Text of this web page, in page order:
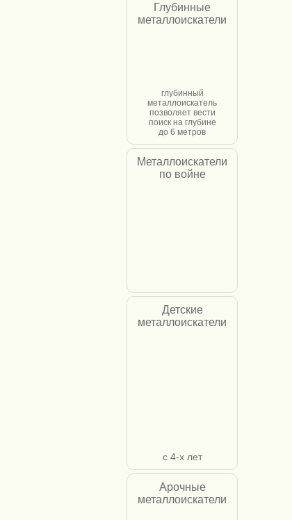
Глубинные
металлоискатели
глубинный
металлоискатель
позволяет вести
поиск на глубине
до 6 метров
Металлоискатели
по войне
Детские
металлоискатели
с 4-х лет
Арочные
металлоискатели